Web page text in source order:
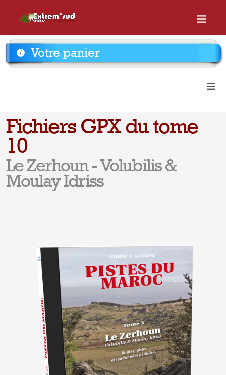
Votre panier
≡
Fichiers GPX du tome
10
Le Zerhoun - Volubilis &
Moulay Idriss